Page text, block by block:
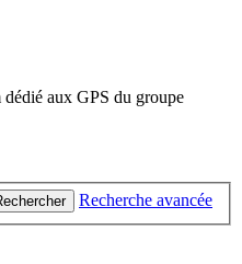
aux GPS du groupe
Recherche avancée